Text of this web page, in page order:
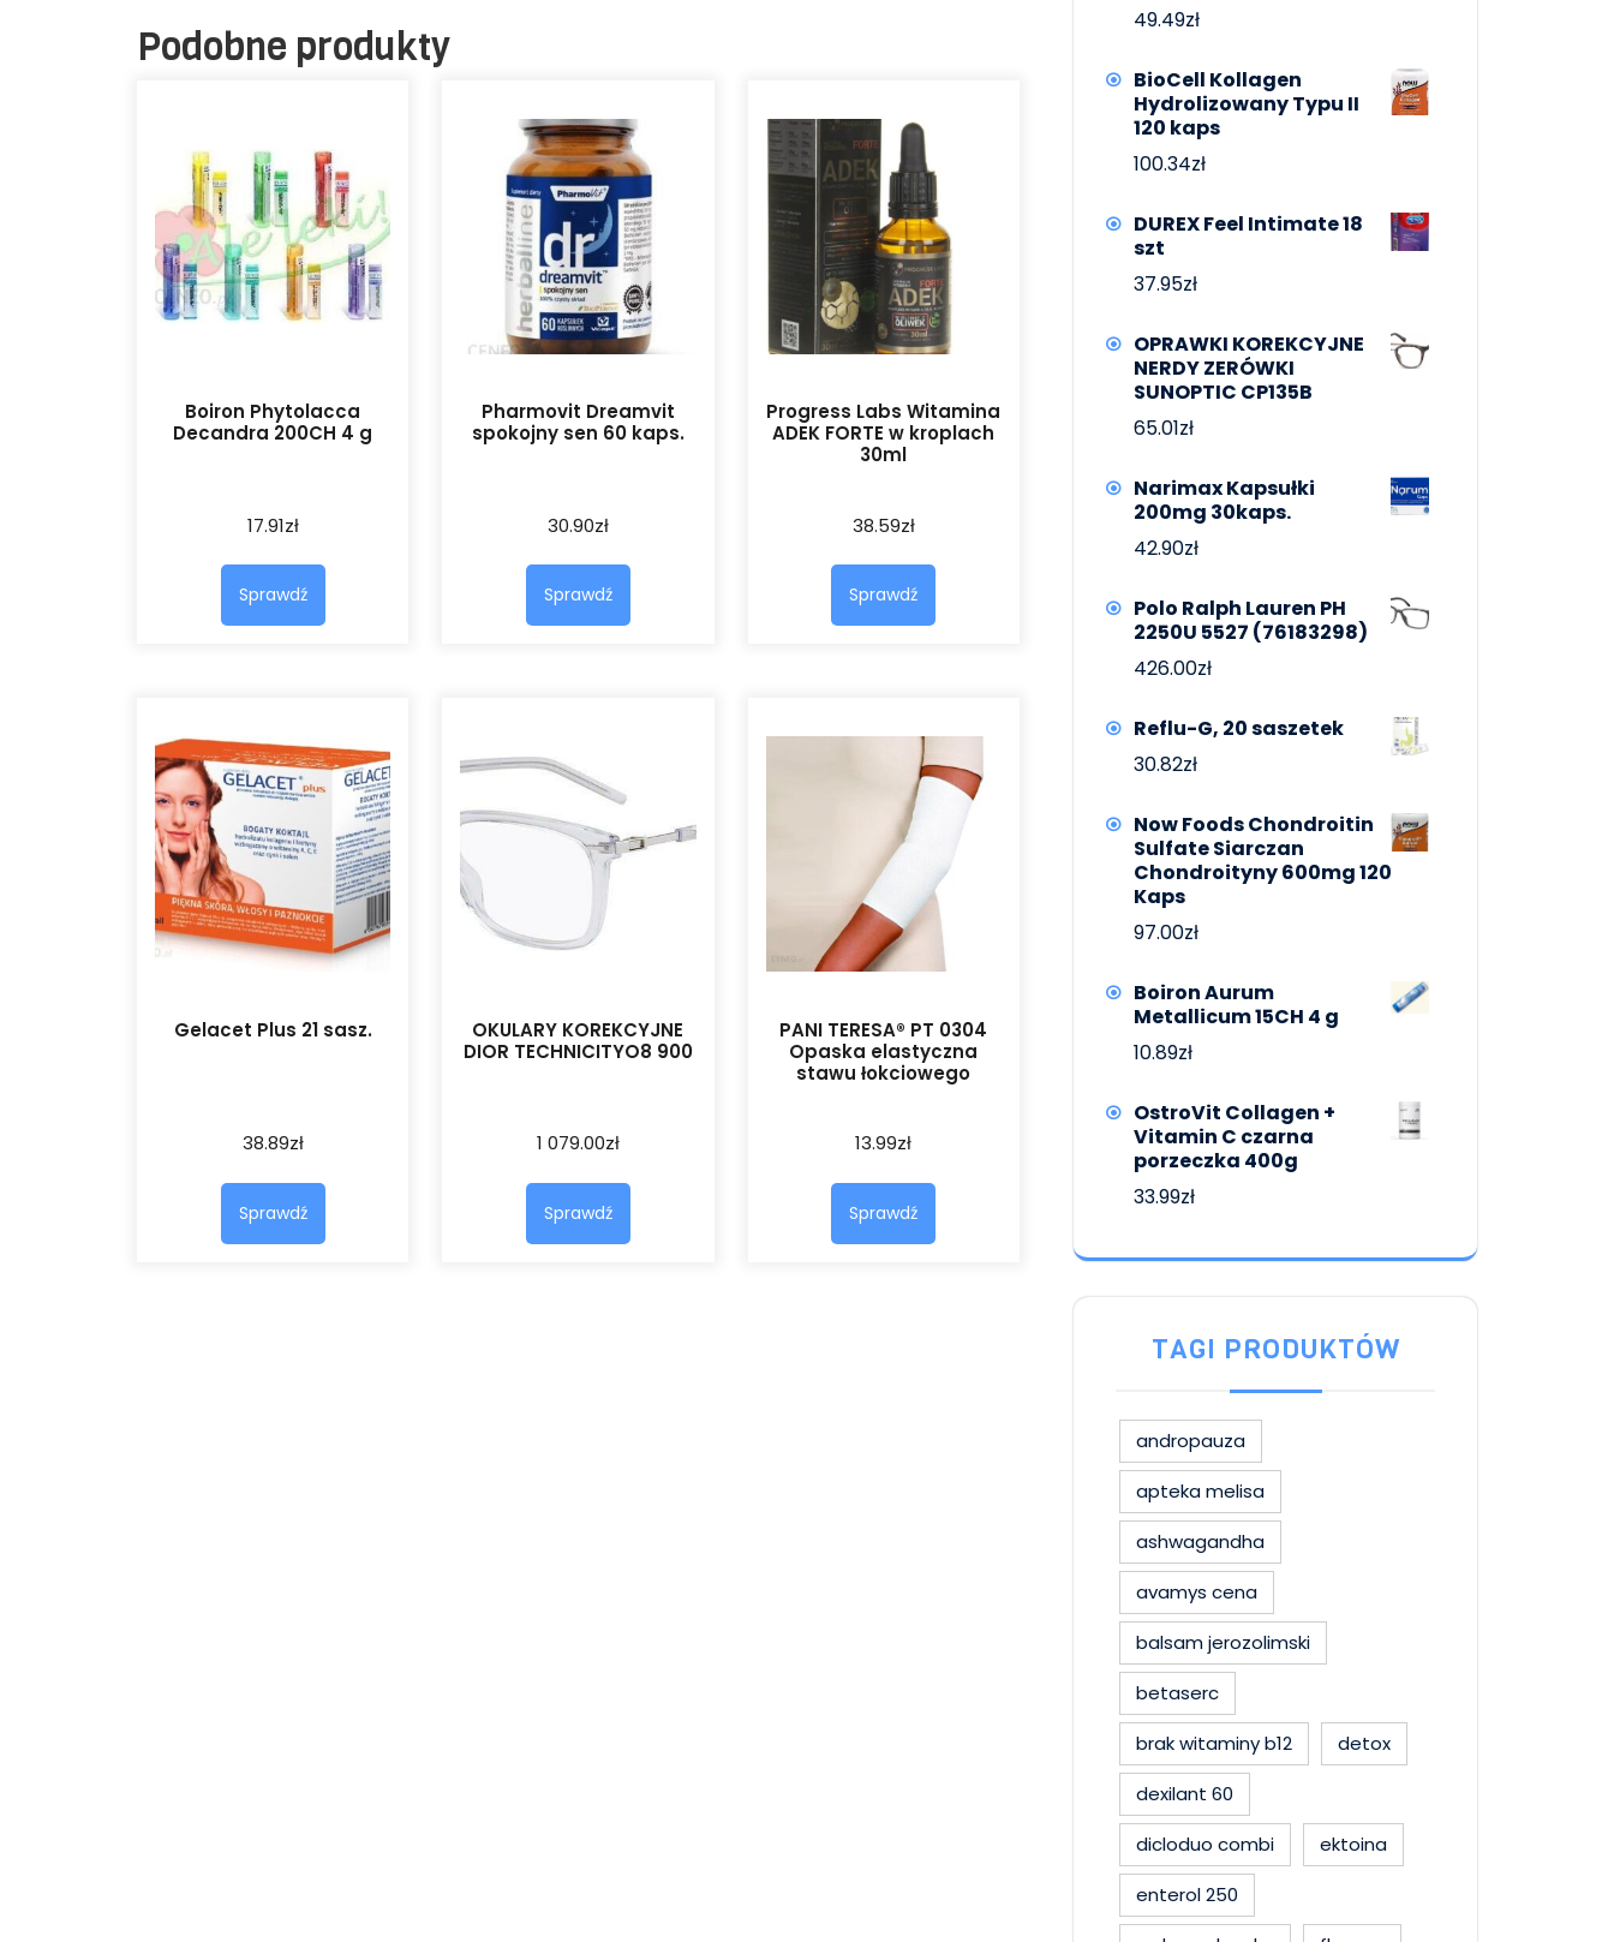
Podobne produkty
Boiron Phytolacca
Decandra 200CH 4 g
17.91zł
Sprawdź
Pharmovit Dreamvit
spokojny sen 60 kaps.
30.90zł
Sprawdź
Progress Labs Witamina
ADEK FORTE w kroplach
30ml
38.59zł
Sprawdź
Gelacet Plus 21 sasz.
38.89zł
Sprawdź
OKULARY KOREKCYJNE
DIOR TECHNICITYO8 900
1 079.00zł
Sprawdź
PANI TERESA® PT 0304
Opaska elastyczna
stawu łokciowego
13.99zł
Sprawdź
49.49zł
BioCell Kollagen
Hydrolizowany Typu II
120 kaps
100.34zł
DUREX Feel Intimate 18
szt
37.95zł
OPRAWKI KOREKCYJNE
NERDY ZERÓWKI
SUNOPTIC CP135B
65.01zł
Narimax Kapsułki
200mg 30kaps.
42.90zł
Polo Ralph Lauren PH
2250U 5527 (76183298)
426.00zł
Reflu-G, 20 saszetek
30.82zł
Now Foods Chondroitin
Sulfate Siarczan
Chondroityny 600mg 120
Kaps
97.00zł
Boiron Aurum
Metallicum 15CH 4 g
10.89zł
OstroVit Collagen +
Vitamin C czarna
porzeczka 400g
33.99zł
TAGI PRODUKTÓW
andropauza
apteka melisa
ashwagandha
avamys cena
balsam jerozolimski
betaserc
brak witaminy b12
detox
dexilant 60
dicloduo combi
ektoina
enterol 250